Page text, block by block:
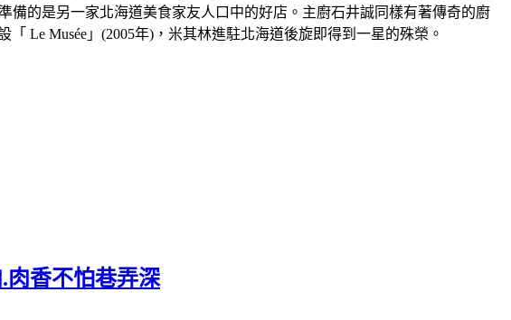
備的是另一家北海道美食家友人口中的好店。主廚石井誠同樣有著傳奇的廚
Le Musée」(2005年)，米其林進駐北海道後旋即得到一星的殊榮。
肉香不怕巷弄深